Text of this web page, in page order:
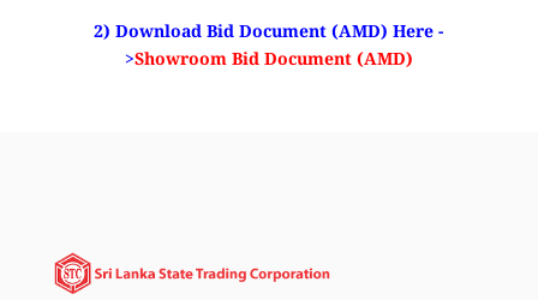
2) Download Bid Document (AMD) Here -
>Showroom Bid Document (AMD)